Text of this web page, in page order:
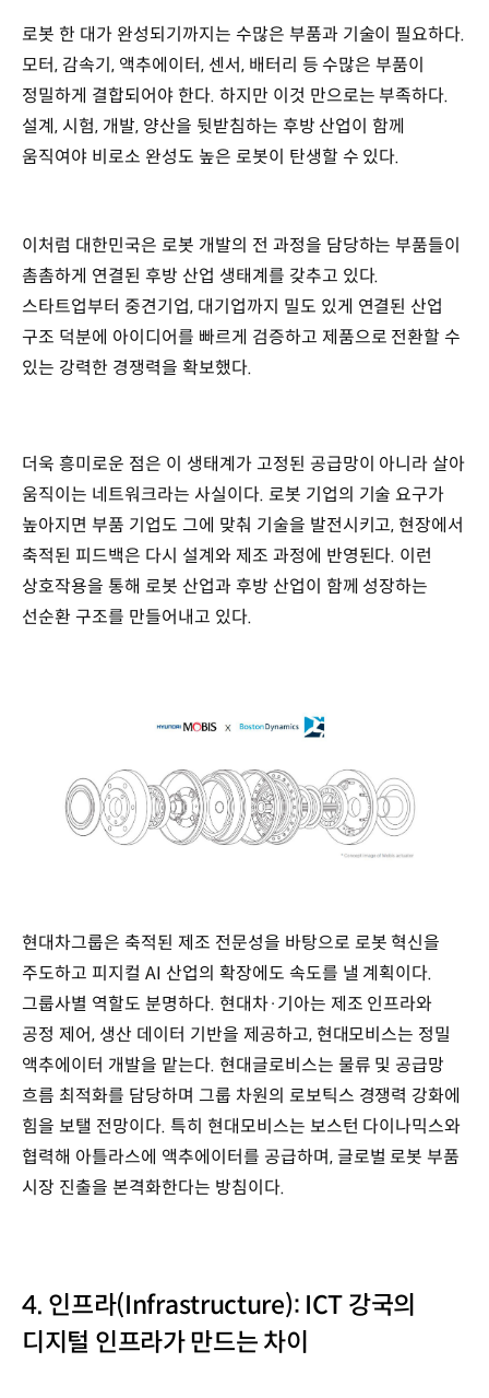
로봇 한 대가 완성되기까지는 수많은 부품과 기술이 필요하다.
모터, 감속기, 액추에이터, 센서, 배터리 등 수많은 부품이
정밀하게 결합되어야 한다. 하지만 이것 만으로는 부족하다.
설계, 시험, 개발, 양산을 뒷받침하는 후방 산업이 함께
움직여야 비로소 완성도 높은 로봇이 탄생할 수 있다.
이처럼 대한민국은 로봇 개발의 전 과정을 담당하는 부품들이
촘촘하게 연결된 후방 산업 생태계를 갖추고 있다.
스타트업부터 중견기업, 대기업까지 밀도 있게 연결된 산업
구조 덕분에 아이디어를 빠르게 검증하고 제품으로 전환할 수
있는 강력한 경쟁력을 확보했다.
더욱 흥미로운 점은 이 생태계가 고정된 공급망이 아니라 살아
움직이는 네트워크라는 사실이다. 로봇 기업의 기술 요구가
높아지면 부품 기업도 그에 맞춰 기술을 발전시키고, 현장에서
축적된 피드백은 다시 설계와 제조 과정에 반영된다. 이런
상호작용을 통해 로봇 산업과 후방 산업이 함께 성장하는
선순환 구조를 만들어내고 있다.
현대차그룹은 축적된 제조 전문성을 바탕으로 로봇 혁신을
주도하고 피지컬 AI 산업의 확장에도 속도를 낼 계획이다.
그룹사별 역할도 분명하다. 현대차·기아는 제조 인프라와
공정 제어, 생산 데이터 기반을 제공하고, 현대모비스는 정밀
액추에이터 개발을 맡는다. 현대글로비스는 물류 및 공급망
흐름 최적화를 담당하며 그룹 차원의 로보틱스 경쟁력 강화에
힘을 보탤 전망이다. 특히 현대모비스는 보스턴 다이나믹스와
협력해 아틀라스에 액추에이터를 공급하며, 글로벌 로봇 부품
시장 진출을 본격화한다는 방침이다.
4. 인프라(Infrastructure): ICT 강국의
디지털 인프라가 만드는 차이